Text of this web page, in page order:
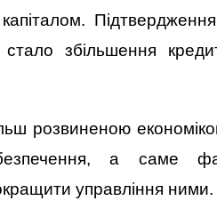
збільшення
розвиненою
а саме
управління ними.